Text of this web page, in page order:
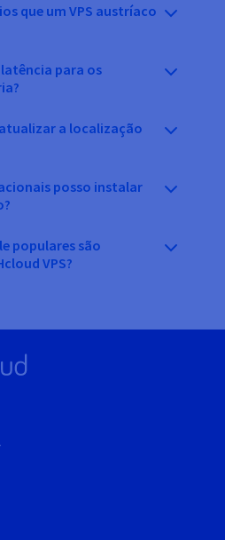
que um VPS austríaco
para os
a localização
posso instalar
populares são
VPS?